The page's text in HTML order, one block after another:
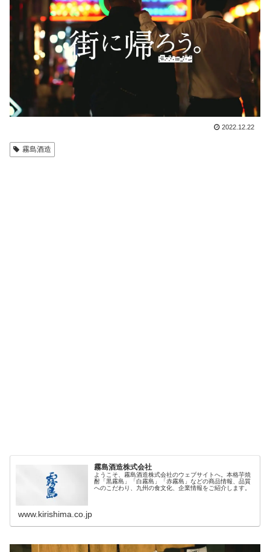
2022.12.22
霧島酒造
霧島酒造株式会社
ようこそ、霧島酒造株式会社のウェブサイトへ。本格芋焼
酎「黒霧島」「白霧島」「赤霧島」などの商品情報、品質
へのこだわり、九州の食文化、企業情報をご紹介します。
www.kirishima.co.jp